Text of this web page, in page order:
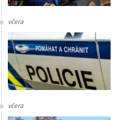
včera
včera